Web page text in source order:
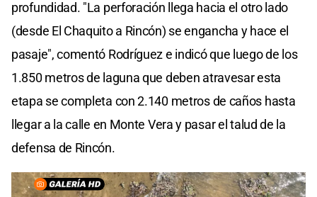
profundidad. "La perforación llega hacia el otro lado
(desde El Chaquito a Rincón) se engancha y hace el
pasaje", comentó Rodríguez e indicó que luego de los
1.850 metros de laguna que deben atravesar esta
etapa se completa con 2.140 metros de caños hasta
llegar a la calle en Monte Vera y pasar el talud de la
defensa de Rincón.